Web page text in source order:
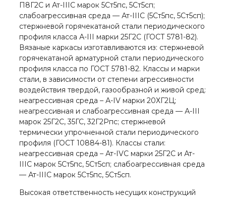
П8Г2С и Ат-IIIС марок 5Ст5пс, 5Ст5сп;
слабоагрессивная среда — Ат-IIIС (5Ст5пс, 5Ст5сп);
стержневой горячекатаной стали периодического
профиля класса А-III марки 25Г2С (ГОСТ 5781-82).
Вязаные каркасы изготавливаются из: стержневой
горячекатаной арматурной стали периодического
профиля класса по ГОСТ 5781-82. Классы и марки
стали, в зависимости от степени агрессивности
воздействия твердой, газообразной и живой сред:
неагрессивная среда – А-IV марки 20ХГ2Ц;
неагрессивная и слабоагрессивная среда — А-III
марок 25Г2С, 35ГС, 32Г2Рпс; стержневой
термически упрочненной стали периодического
профиля (ГОСТ 10884-81). Классы стали:
неагрессивная среда – Ат-IVС марки 25Г2С и Ат-
IIIС марок 5Ст5пс, 5Ст5сп; слабоагрессивная среда
— Ат-IIIС марок 5Ст5пс, 5Ст5сп.
Высокая ответственность несущих конструкций